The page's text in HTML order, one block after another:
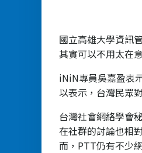
國立高雄大學資訊
其實可以不用太在
iNiN專員吳嘉盈表
以表示，台灣民眾
台灣社會網絡學會
在社群的討論也相
而，PTT仍有不少